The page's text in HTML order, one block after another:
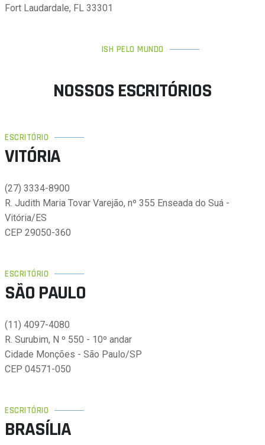
Fort Laudardale, FL 33301
ISH PELO MUNDO
NOSSOS ESCRITÓRIOS
ESCRITÓRIO
VITÓRIA
(27) 3334-8900
R. Judith Maria Tovar Varejão, nº 355 Enseada do Suá -
Vitória/ES
CEP 29050-360
ESCRITÓRIO
SÃO PAULO
(11) 4097-4080
R. Surubim, N º 550 - 10º andar
Cidade Monções - São Paulo/SP
CEP 04571-050
ESCRITÓRIO
BRASÍLIA